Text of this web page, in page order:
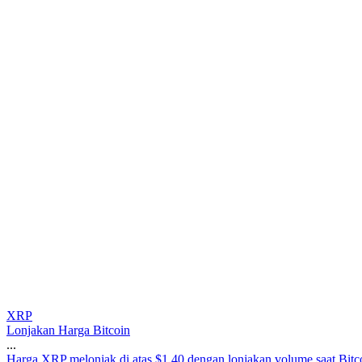
XRP
Lonjakan Harga Bitcoin
...
Harga XRP melonjak di atas $1 ,40 dengan lonjakan volume saat Bitc